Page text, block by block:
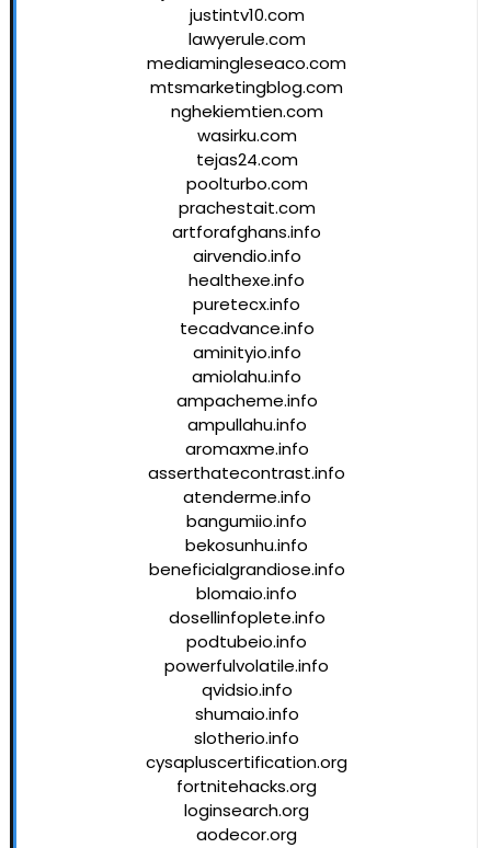
justintv10.com
lawyerule.com
mediamingleseaco.com
mtsmarketingblog.com
nghekiemtien.com
wasirku.com
tejas24.com
poolturbo.com
prachestait.com
artforafghans.info
airvendio.info
healthexe.info
puretecx.info
tecadvance.info
aminityio.info
amiolahu.info
ampacheme.info
ampullahu.info
aromaxme.info
asserthatecontrast.info
atenderme.info
bangumiio.info
bekosunhu.info
beneficialgrandiose.info
blomaio.info
dosellinfoplete.info
podtubeio.info
powerfulvolatile.info
qvidsio.info
shumaio.info
slotherio.info
cysapluscertification.org
fortnitehacks.org
loginsearch.org
aodecor.org